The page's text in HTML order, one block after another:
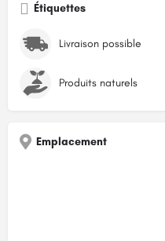
Étiquettes
Livraison possible
Produits naturels
Emplacement